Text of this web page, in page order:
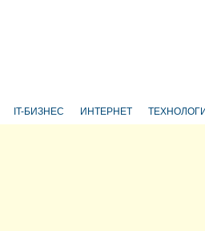
IT-БИЗНЕС ИНТЕРНЕТ